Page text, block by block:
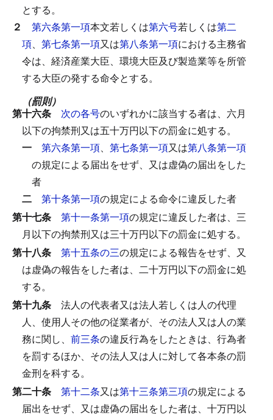
とする。
２ 第六条第一項本文若しくは第六号若しくは第二
項、 第七条第一項又は第八条第一項における主務省
令は、経済産業大臣、環境大臣及び製造業等を所管
する大臣の発する命令とする。
（罰則）
第十六条 次の各号のいずれかに該当する者は、六月
以下の拘禁刑又は五十万円以下の罰金に処する。
一 第六条第一項、 第七条第一項又は第八条第一項
の規定による届出をせず、又は虚偽の届出をした
者
二 第十条第一項の規定による命令に違反した者
第十七条 第十一条第一項の規定に違反した者は、三
月以下の拘禁刑又は三十万円以下の罰金に処する。
第十八条 第十五条の三の規定による報告をせず、又
は虚偽の報告をした者は、二十万円以下の罰金に処
する。
第十九条 法人の代表者又は法人若しくは人の代理
人、使用人その他の従業者が、その法人又は人の業
務に関し、 前三条の違反行為をしたときは、行為者
を罰するほか、その法人又は人に対して各本条の罰
金刑を科する。
第二十条 第十二条又は第十三条第三項の規定による
届出をせず、又は虚偽の届出をした者は、十万円以